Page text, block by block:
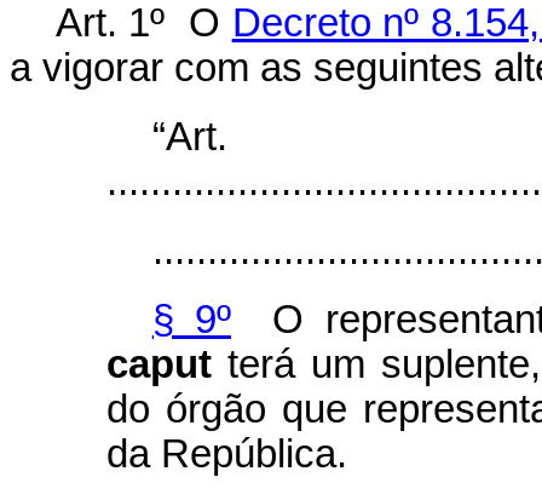
Art. 1º O Decreto nº
a vigorar com as seguintes
§ 9ºO
caput terá um
do órgão que
da República.